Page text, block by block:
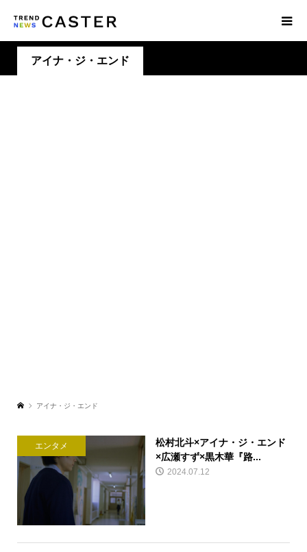
アイナ・ジ・エンド
アイナ・ジ・エンド
エンタメ
松村北斗×アイナ・ジ・エンド
×広瀬すず×黒木華『路...
2024.07.12